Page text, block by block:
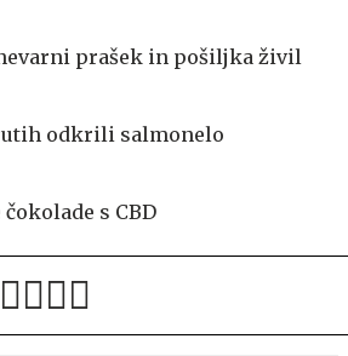
prašek in pošiljka živil
odkrili salmonelo
s CBD